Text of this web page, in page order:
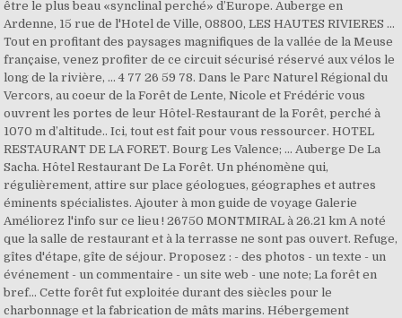
être le plus beau «synclinal perché» d’Europe. Auberge en
Ardenne, 15 rue de l'Hotel de Ville, 08800, LES HAUTES RIVIERES ...
Tout en profitant des paysages magnifiques de la vallée de la Meuse
française, venez profiter de ce circuit sécurisé réservé aux vélos le
long de la rivière, ... 4 77 26 59 78. Dans le Parc Naturel Régional du
Vercors, au coeur de la Forêt de Lente, Nicole et Frédéric vous
ouvrent les portes de leur Hôtel-Restaurant de la Forêt, perché à
1070 m d’altitude.. Ici, tout est fait pour vous ressourcer. HOTEL
RESTAURANT DE LA FORET. Bourg Les Valence; ... Auberge De La
Sacha. Hôtel Restaurant De La Forêt. Un phénomène qui,
régulièrement, attire sur place géologues, géographes et autres
éminents spécialistes. Ajouter à mon guide de voyage Galerie
Améliorez l'info sur ce lieu ! 26750 MONTMIRAL à 26.21 km A noté
que la salle de restaurant et à la terrasse ne sont pas ouvert. Refuge,
gîtes d'étape, gîte de séjour. Proposez : - des photos - un texte - un
événement - un commentaire - un site web - une note; La forêt en
bref... Cette forêt fut exploitée durant des siècles pour le
charbonnage et la fabrication de mâts marins. Hébergement